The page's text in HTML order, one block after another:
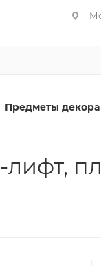
Предметы